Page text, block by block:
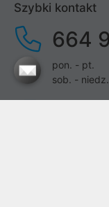
Szybki kontakt
664
pon. - pt.
sob. - niedz.